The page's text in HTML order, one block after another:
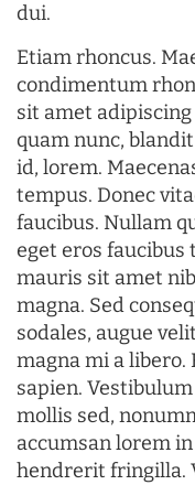
dui.
Etiam rhoncus.
condimentum
sit amet
quam nunc,
id, lorem.
tempus. Donec
faucibus. Nullam
eget eros faucibus
mauris sit amet
magna. Sed
sodales, augue
magna mi a
sapien.
mollis sed,
accumsan lorem
hendrerit fringilla.